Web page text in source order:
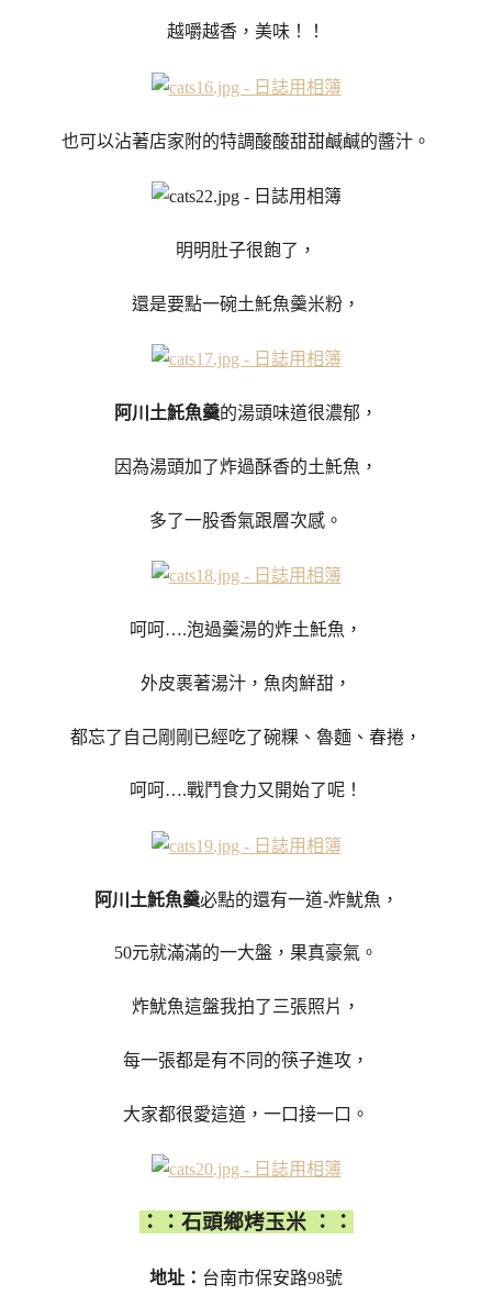
越嚼越香，美味！！
也可以沾著店家附的特調酸酸甜甜鹹鹹的醬汁。
明明肚子很飽了，
還是要點一碗土魠魚羹米粉，
阿川土魠魚羹的湯頭味道很濃郁，
因為湯頭加了炸過酥香的土魠魚，
多了一股香氣跟層次感。
呵呵….泡過羹湯的炸土魠魚，
外皮裹著湯汁，魚肉鮮甜，
都忘了自己剛剛已經吃了碗粿、魯麵、春捲，
呵呵….戰鬥食力又開始了呢！
阿川土魠魚羹必點的還有一道-炸魷魚，
50元就滿滿的一大盤，果真豪氣。
炸魷魚這盤我拍了三張照片，
每一張都是有不同的筷子進攻，
大家都很愛這道，一口接一口。
：：石頭鄉烤玉米 ：：
地址： 台南市保安路98號